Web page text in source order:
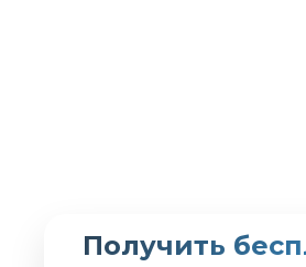
Получить